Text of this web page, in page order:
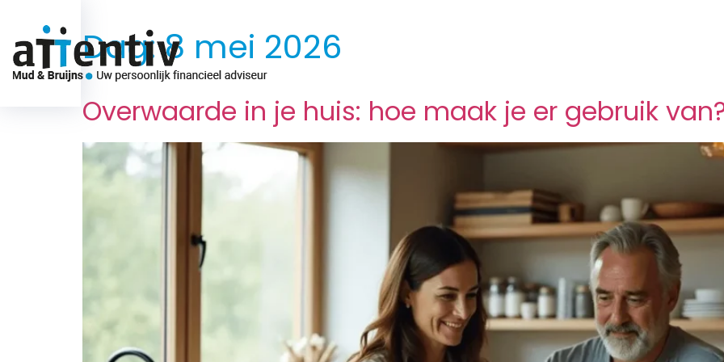
Over ons Dag:8 mei 2026
Overwaarde in je huis: hoe maak je er gebruik